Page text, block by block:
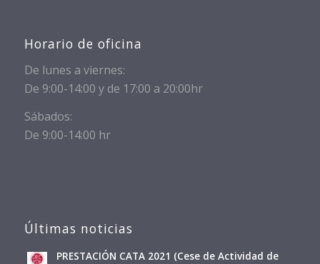
Horario de oficina
De lunes a viernes:
De 9:00-14:00 y de 17:00 a 20:00hr
Sábados:
De 9:00-14:00 hr
Últimas noticias
PRESTACIÓN CATA 2021 (Cese de Actividad de